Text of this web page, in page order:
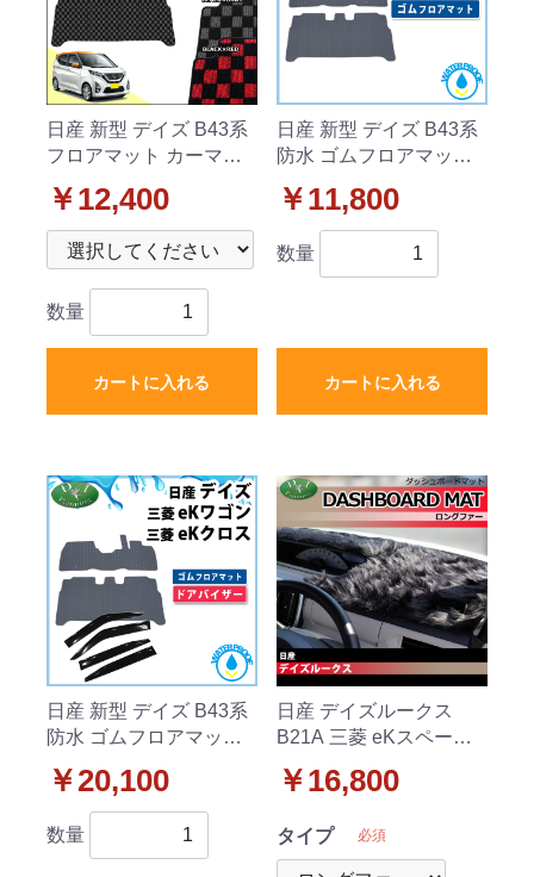
日産 新型 デイズ B43系
フロアマット カーマッ
社外新品
￥12,400
数量
カートに入れる
日産 新型 デイズ B43系
防水 ゴムフロアマット
￥11,800
数量
カートに入れる
日産 新型 デイズ B43系
防水 ゴムフロアマット
ラバータイプ
￥20,100
数量
日産 デイズルークス
B21A 三菱 eKスペース
ット ロングファー ハイ
￥16,800
タイプ 必須